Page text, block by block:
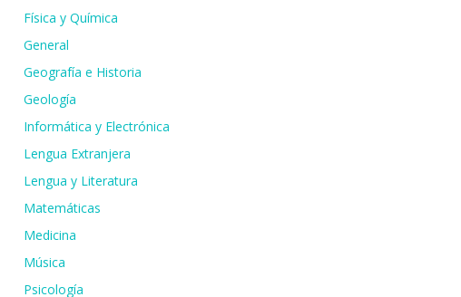
Física y Química
General
Geografía e Historia
Geología
Informática y Electrónica
Lengua Extranjera
Lengua y Literatura
Matemáticas
Medicina
Música
Psicología